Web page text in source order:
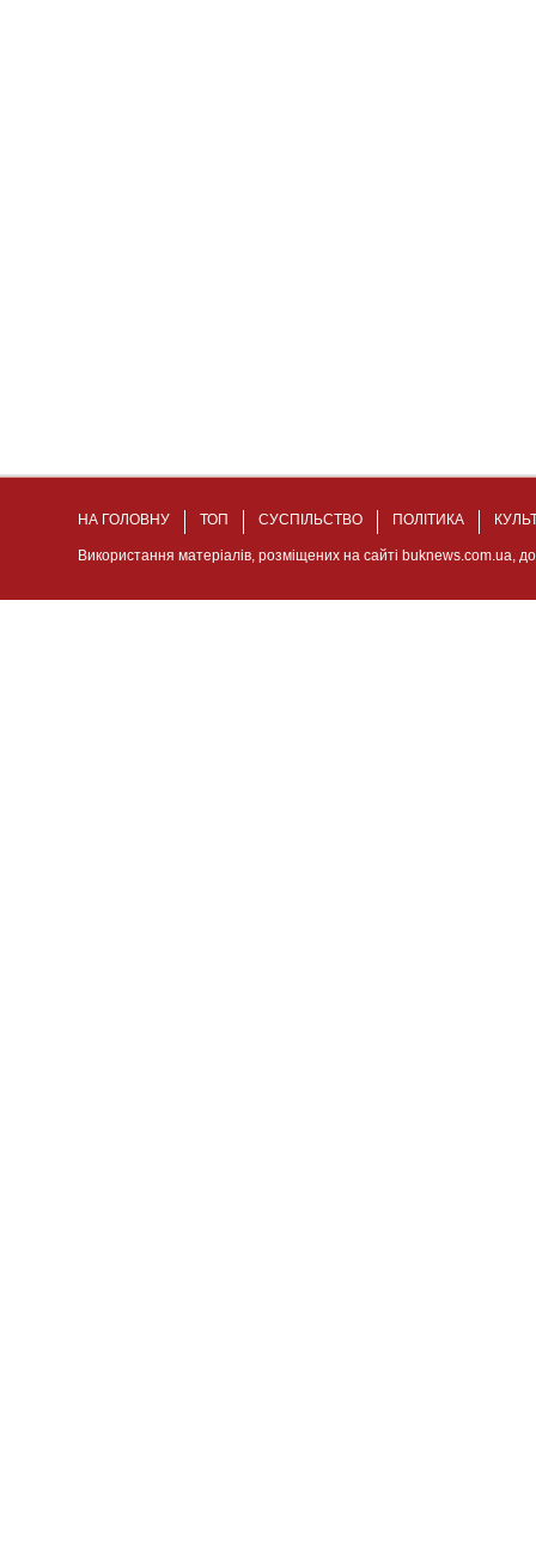
НА ГОЛОВНУ ТОП СУСПІЛЬСТВО ПОЛІТИКА
Використання матеріалів, розміщених на сайті buknews.com.ua,